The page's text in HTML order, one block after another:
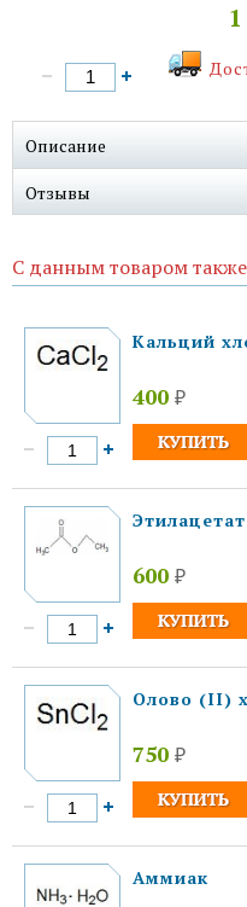
Описание
Отзывы
С данным товаром
Кальций
400 ₽
Этилацетат
600 ₽
Олово (II)
750 ₽
Аммиак